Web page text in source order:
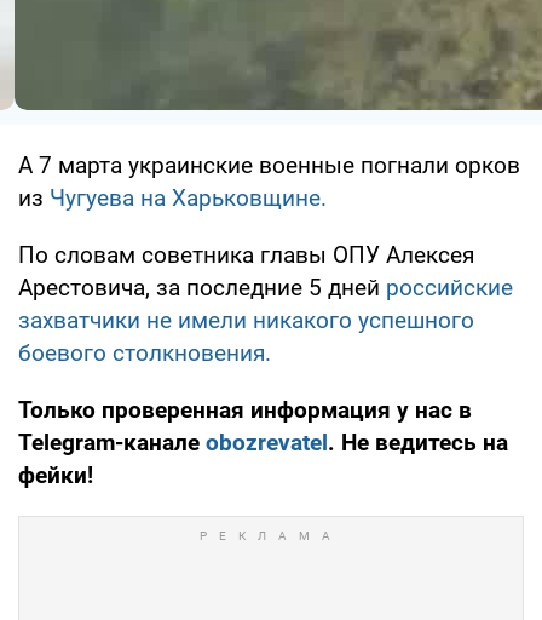
А 7 марта украинские военные погнали орков
из Чугуева на Харьковщине.
По словам советника главы ОПУ Алексея
Арестовича, за последние 5 дней российские
захватчики не имели никакого успешного
боевого столкновения.
Только проверенная информация у нас в
Telegram-канале obozrevatel. Не ведитесь на
фейки!